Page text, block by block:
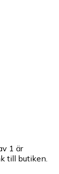
1 är
till butiken.